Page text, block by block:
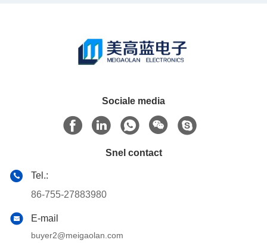
Sociale media
Snel contact
Tel.:
86-755-27883980
E-mail
buyer2@meigaolan.com